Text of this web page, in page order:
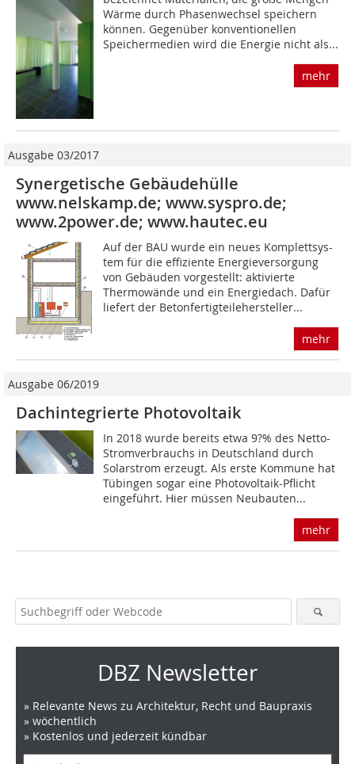
Wärme durch Phasenwechsel speichern
können. Gegenüber konventionellen
Speichermedien wird die Energie nicht als...
mehr
Ausgabe 03/2017
Synergetische Gebäudehülle
www.nelskamp.de; www.syspro.de;
www.2power.de; www.hautec.eu
Auf der BAU wurde ein neues Komplettsys-
tem für die effiziente Energieversorgung
von Gebäuden vorgestellt: aktivierte
Thermowände und ein Energiedach. Dafür
liefert der Betonfertigteilehersteller...
mehr
Ausgabe 06/2019
Dachintegrierte Photovoltaik
In 2018 wurde bereits etwa 9?% des Netto-
Stromverbrauchs in Deutschland durch
Solarstrom erzeugt. Als erste Kommune hat
Tübingen sogar eine Photovoltaik-Pflicht
eingeführt. Hier müssen Neubauten...
mehr
DBZ Newsletter
» Relevante News zu Architektur, Recht und Baupraxis
» wöchentlich
» Kostenlos und jederzeit kündbar